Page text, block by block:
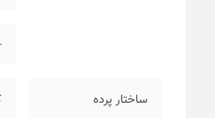
ساختار پرده